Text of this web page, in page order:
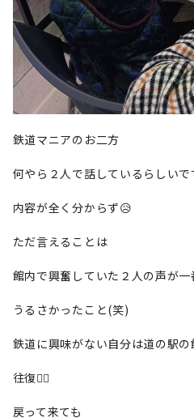
鉄道マニアのお二方
何やら２人で話しているらしい
内容が全く分からず😥
ただ言えることは
館内で興奮していた２人の声が一
うるさかったこと(笑)
鉄道に興味がない自分は道の駅の
往復🚶‍♂️
戻って来ても